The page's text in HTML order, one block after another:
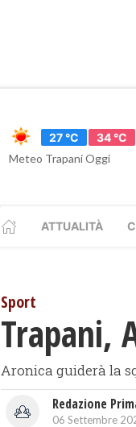
27 °C
34 °C
Meteo Trapani Oggi
ATTUALITÀ
Sport
Trapani,
Aronica guiderà la
Redazione
06 Settembre